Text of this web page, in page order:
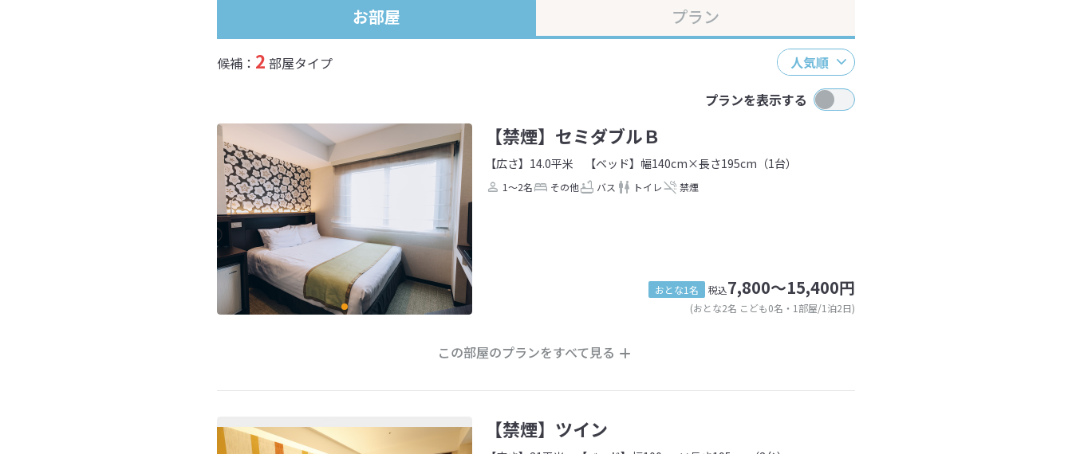
お部屋 プラン
候補： 2 部屋タイプ
人気順
プランを表示する
【禁煙】セミダブルＢ
【広さ】14.0平米 【ベッド】幅140cm×長さ195cm（1台）
1～2名 その他 バス トイレ 禁煙
おとな1名 税込7,800～15,400円
(おとな2名 こども0名・1部屋/1泊2日)
この部屋のプランをすべて見る
【禁煙】ツイン